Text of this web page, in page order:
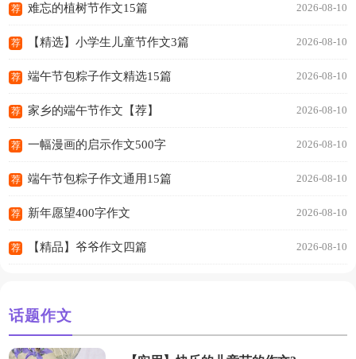
荐 难忘的植树节作文15篇 2026-08-10
荐 【精选】小学生儿童节作文3篇 2026-08-10
荐 端午节包粽子作文精选15篇 2026-08-10
荐 家乡的端午节作文【荐】 2026-08-10
荐 一幅漫画的启示作文500字 2026-08-10
荐 端午节包粽子作文通用15篇 2026-08-10
荐 新年愿望400字作文 2026-08-10
荐 【精品】爷爷作文四篇 2026-08-10
话题作文